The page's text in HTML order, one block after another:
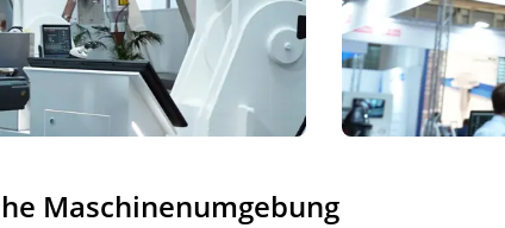
Maschinenumgebung